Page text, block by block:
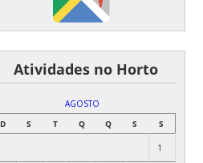
͏ ͏ ͏ ͏ ͏ ͏Atividades no Horto
AGOSTO
D
S T Q Q S S
1